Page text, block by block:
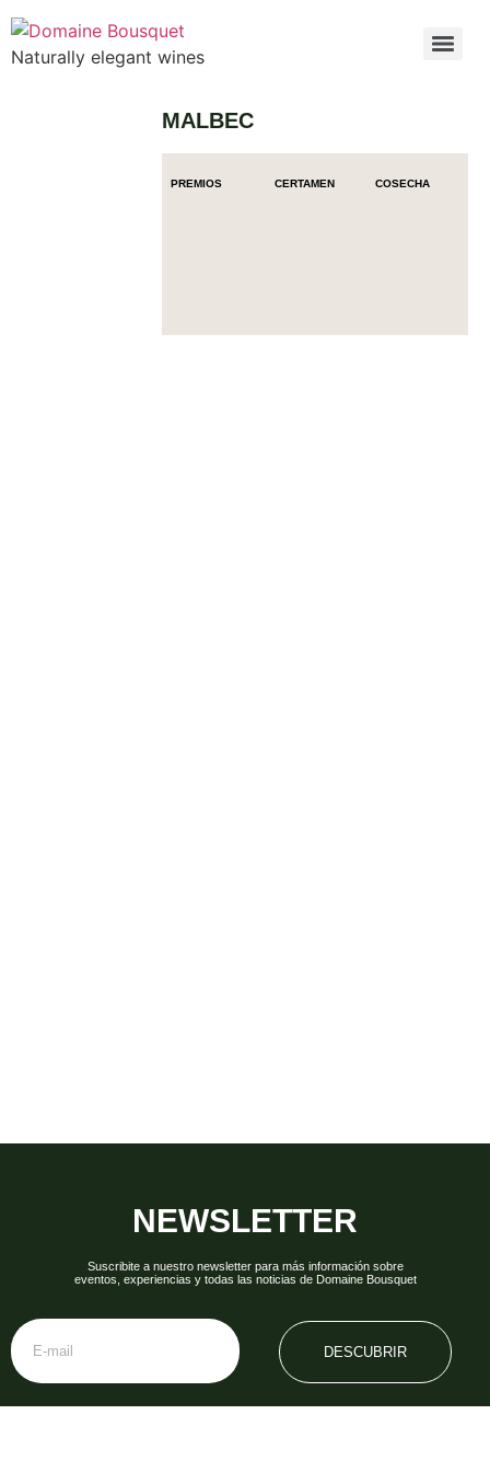
Naturally elegant wines
MALBEC
PREMIOS CERTAMEN COSECHA
NEWSLETTER
Suscribite a nuestro newsletter para más información sobre
eventos, experiencias y todas las noticias de Domaine Bousquet
DESCUBRIR